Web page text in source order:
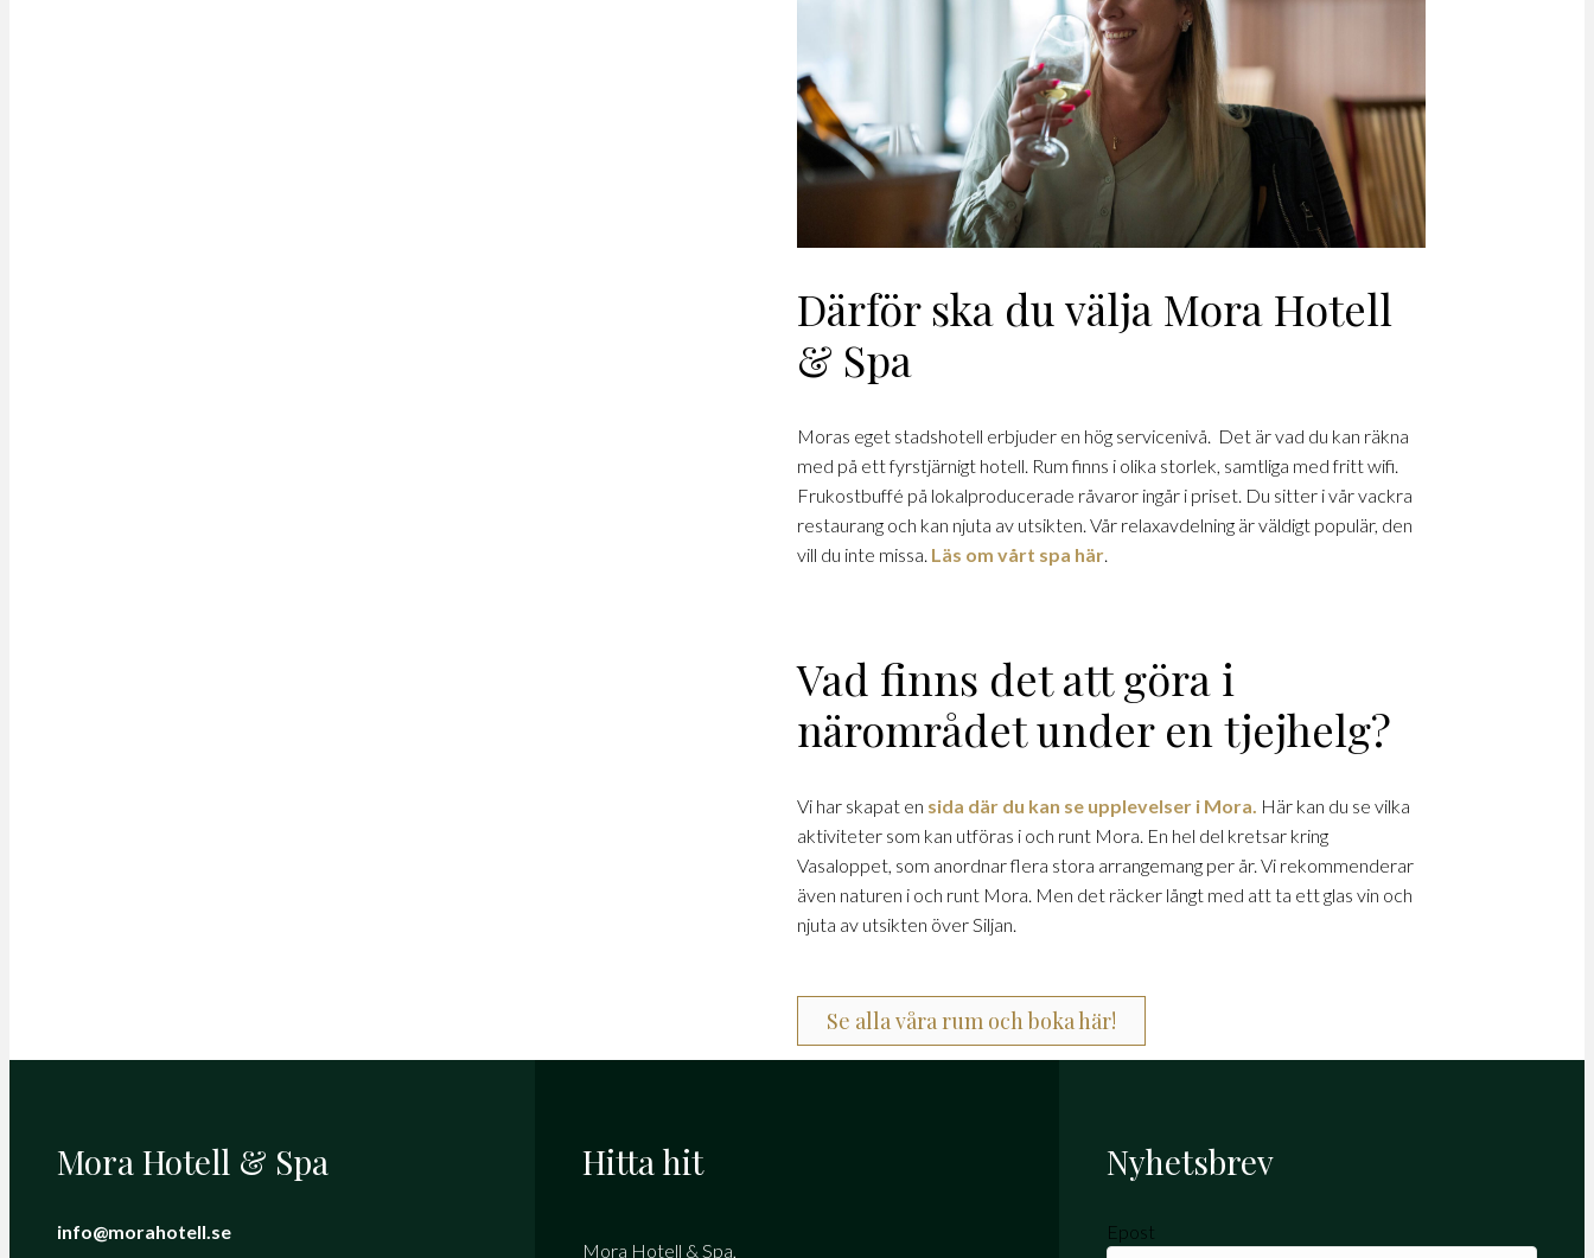
Därför ska du välja Mora Hotell
& Spa
Moras eget stadshotell erbjuder en hög servicenivå. Det är vad du kan räkna
med på ett fyrstjärnigt hotell. Rum finns i olika storlek, samtliga med fritt wifi.
Frukostbuffé på lokalproducerade råvaror ingår i priset. Du sitter i vår vackra
restaurang och kan njuta av utsikten. Vår relaxavdelning är väldigt populär, den
vill du inte missa. Läs om vårt spa här.
Vad finns det att göra i
närområdet under en tjejhelg?
Vi har skapat en sida där du kan se upplevelser i Mora. Här kan du se vilka
aktiviteter som kan utföras i och runt Mora. En hel del kretsar kring
Vasaloppet, som anordnar flera stora arrangemang per år. Vi rekommenderar
även naturen i och runt Mora. Men det räcker långt med att ta ett glas vin och
njuta av utsikten över Siljan.
Se alla våra rum och boka här!
Mora Hotell & Spa
info@morahotell.se
Hitta hit
Mora Hotell & Spa,
Nyhetsbrev
Epost